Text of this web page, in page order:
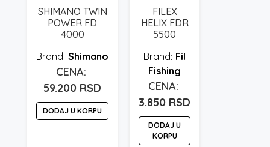
SHIMANO TWIN
POWER FD
4000
Shimano
59.200 RSD
DODAJ U KORPU
FILEX
HELIX FDR
5500
Fil
Fishing
3.850 RSD
DODAJ U
KORPU